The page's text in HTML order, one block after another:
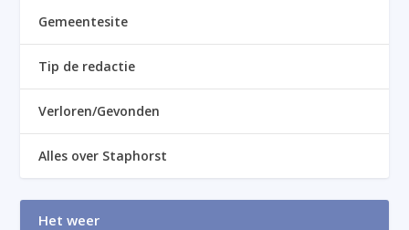
Gemeentesite
Tip de redactie
Verloren/Gevonden
Alles over Staphorst
Het weer